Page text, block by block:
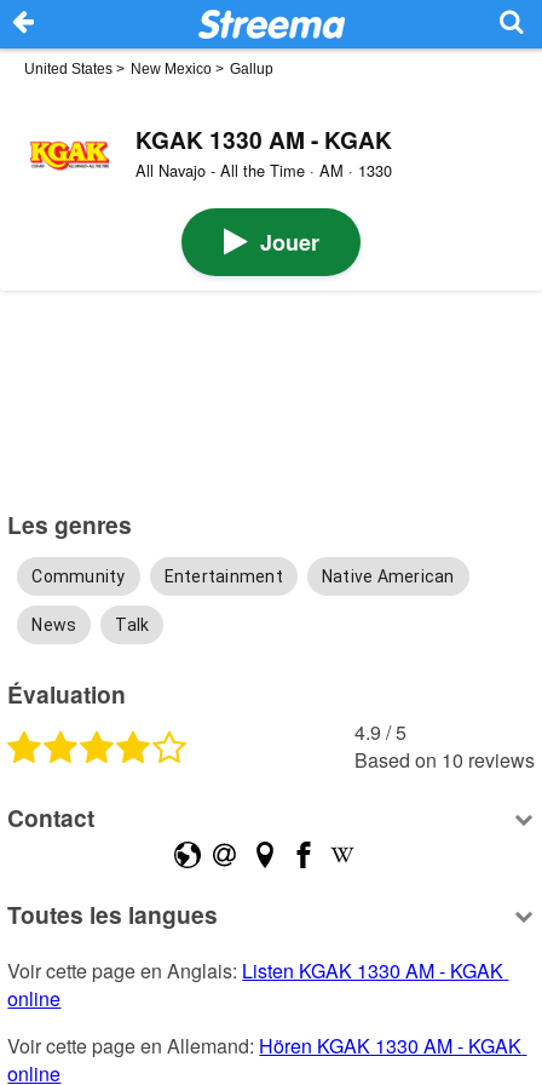
United States > New Mexico > Gallup
KGAK 1330 AM - KGAK
All Navajo - All the Time · AM · 1330
Jouer
Les genres
Community Entertainment Native American
News Talk
Évaluation
4.9 /5
Based on 10 reviews
Contact
Toutes les langues
Voir cette page en Anglais: Listen KGAK 1330 AM - KGAK
online
Voir cette page en Allemand: Hören KGAK 1330 AM - KGAK
online